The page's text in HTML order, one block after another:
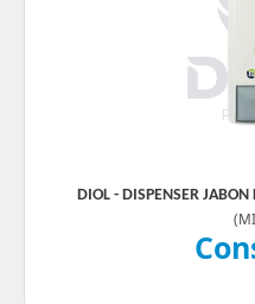
DIOL - DISPENSER
(